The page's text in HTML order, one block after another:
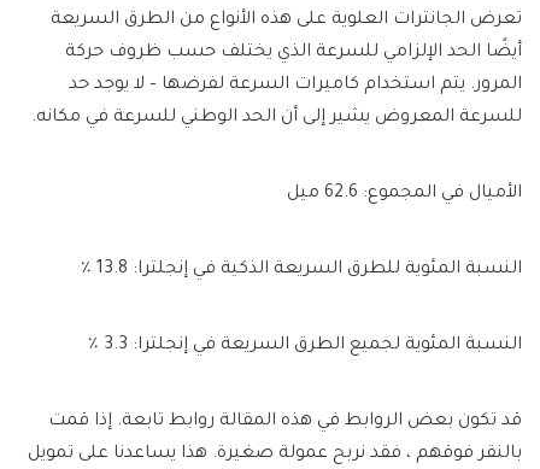
تعرض الجانترات العلوية على هذه الأنواع من الطرق السريعة
أيضًا الحد الإلزامي للسرعة الذي يختلف حسب ظروف حركة
المرور. يتم استخدام كاميرات السرعة لفرضها – لا يوجد حد
للسرعة المعروض يشير إلى أن الحد الوطني للسرعة في مكانه.
الأميال في المجموع: 62.6 ميل
النسبة المئوية للطرق السريعة الذكية في إنجلترا: 13.8 ٪
النسبة المئوية لجميع الطرق السريعة في إنجلترا: 3.3 ٪
قد تكون بعض الروابط في هذه المقالة روابط تابعة. إذا قمت
بالنقر فوقهم ، فقد نربح عمولة صغيرة. هذا يساعدنا على تمويل